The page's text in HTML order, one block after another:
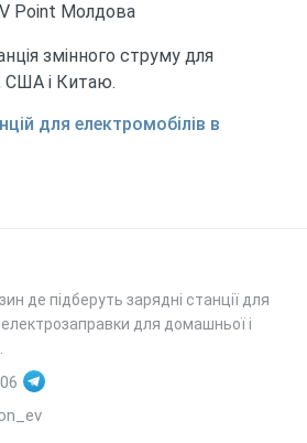
Point Молдова
змінного струму для
США і Китаю.
для електромобілів в
де підберуть зарядні станції для
електрозаправки для домашньої і